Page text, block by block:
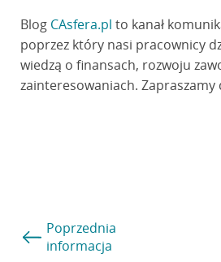
Blog CAsfera.pl to kanał
poprzez który nasi pracownicy
wiedzą o finansach, rozwoju
zainteresowaniach. Zapraszamy
Poprzednia
informacja